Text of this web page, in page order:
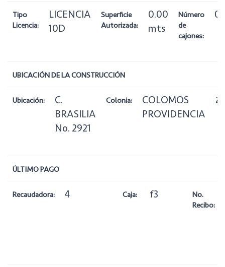
Tipo
Licencia:
LICENCIA
10D
Superficie
Autorizada:
0.00
mts
Número
de
cajones:
0
UBICACIÓN DE LA CONSTRUCCIÓN
Ubicación:
C.
BRASILIA
No. 2921
Colonia:
COLOMOS
PROVIDENCIA
ÚLTIMO PAGO
Recaudadora: 4 Caja: f3
No.
Recibo: